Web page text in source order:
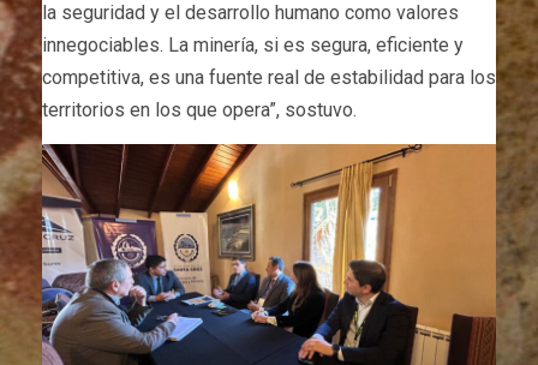
la seguridad y el desarrollo humano como valores
innegociables. La minería, si es segura, eficiente y
competitiva, es una fuente real de estabilidad para los
territorios en los que opera”, sostuvo.